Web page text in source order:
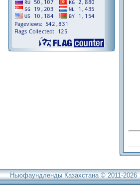
Ньюфаундленды Казахстана © 2011-2026